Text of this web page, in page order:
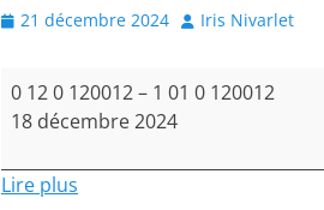
Posted
21 décembre 2024 Author
Iris Nivarlet
Planétarium
Tournai
C15
0 12 0 120012– 1 01 0 120012
18 décembre 2024
Lire plus